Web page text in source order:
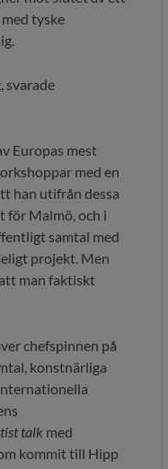
tyske
svarade
Europas mest
med en
han utifrån dessa
för Malmö, och i
samtal med
projekt. Men
man faktiskt
chefspinnen på
konstnärliga
talk med
kommit till Hipp